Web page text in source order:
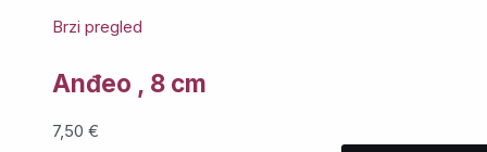
Brzi pregled
Anđeo , 8 cm
7,50 €